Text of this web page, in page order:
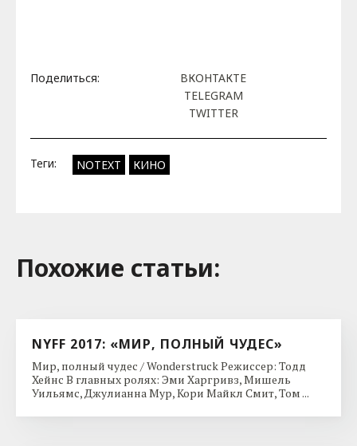
Поделиться:
ВКОНТАКТЕ
TELEGRAM
TWITTER
Теги: NOTEXT КИНО
Похожие cтатьи:
NYFF 2017: «МИР, ПОЛНЫЙ ЧУДЕС»
Мир, полный чудес / Wonderstruck Режиссер: Тодд
Хейнс В главных ролях: Эми Харгривз, Мишель
Уильямс, Джулианна Мур, Кори Майкл Смит, Том ...